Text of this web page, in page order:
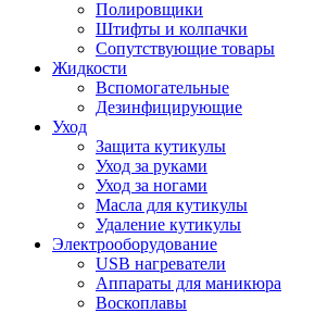
Полировщики
Штифты и колпачки
Сопутствующие товары
Жидкости
Вспомогательные
Дезинфицирующие
Уход
Защита кутикулы
Уход за руками
Уход за ногами
Масла для кутикулы
Удаление кутикулы
Электрооборудование
USB нагреватели
Аппараты для маникюра
Воскоплавы